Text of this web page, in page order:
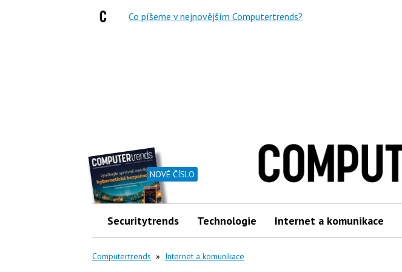
NOVÉ ČÍSLO
Securitytrends Technologie Internet a komunikace
Computertrends » Internet a komunikace
Co píšeme v nejnovějším Computertrends?